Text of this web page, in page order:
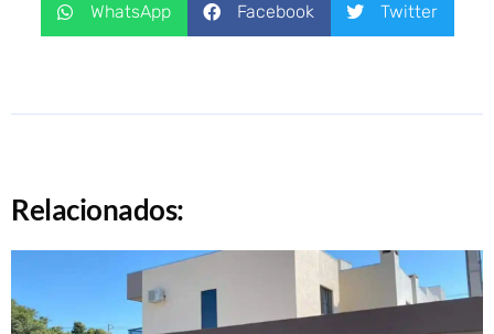
WhatsApp Facebook Twitter
Relacionados: